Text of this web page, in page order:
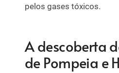
pelos gases tóxicos.
A descoberta
de Pompeia e